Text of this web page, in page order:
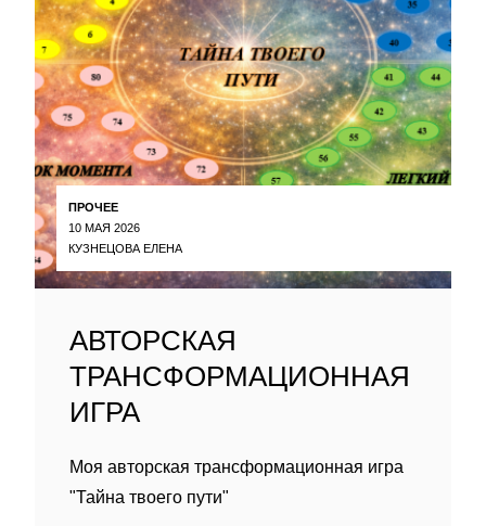
ПРОЧЕЕ
10 МАЯ 2026
КУЗНЕЦОВА ЕЛЕНА
АВТОРСКАЯ
ТРАНСФОРМАЦИОННАЯ
ИГРА
Моя авторская трансформационная игра
"Тайна твоего пути"